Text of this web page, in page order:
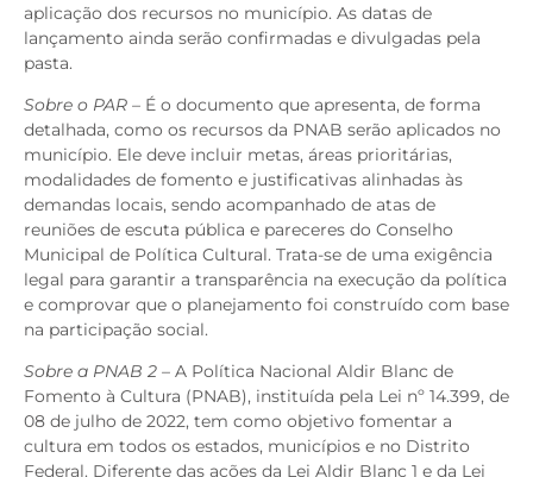
aplicação dos recursos no município. As datas de
lançamento ainda serão confirmadas e divulgadas pela
pasta.
Sobre o PAR – É o documento que apresenta, de forma
detalhada, como os recursos da PNAB serão aplicados no
município. Ele deve incluir metas, áreas prioritárias,
modalidades de fomento e justificativas alinhadas às
demandas locais, sendo acompanhado de atas de
reuniões de escuta pública e pareceres do Conselho
Municipal de Política Cultural. Trata-se de uma exigência
legal para garantir a transparência na execução da política
e comprovar que o planejamento foi construído com base
na participação social.
Sobre a PNAB 2 – A Política Nacional Aldir Blanc de
Fomento à Cultura (PNAB), instituída pela Lei nº 14.399, de
08 de julho de 2022, tem como objetivo fomentar a
cultura em todos os estados, municípios e no Distrito
Federal. Diferente das ações da Lei Aldir Blanc 1 e da Lei